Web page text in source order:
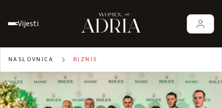
Vijesti
NASLOVNICA BIZNIS